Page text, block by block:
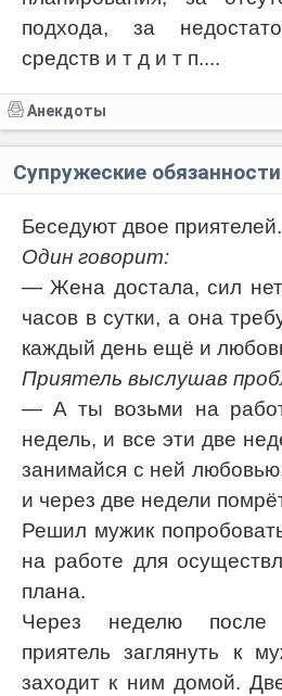
подхода, за
средств и т д и т п....
Анекдоты
Супружеские обязанности
Беседуют двое приятелей.
Один говорит:
— Жена достала, сил
часов в сутки, а она
каждый день ещё и
Приятель выслушав
— А ты возьми на
недель, и все эти две
занимайся с ней
и через две недели
Решил мужик
на работе для
плана.
Через неделю
приятель заглянуть к
заходит к ним домой.